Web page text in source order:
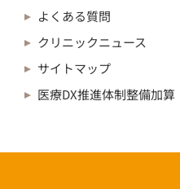
よくある質問
クリニックニュース
サイトマップ
医療DX推進体制整備加算